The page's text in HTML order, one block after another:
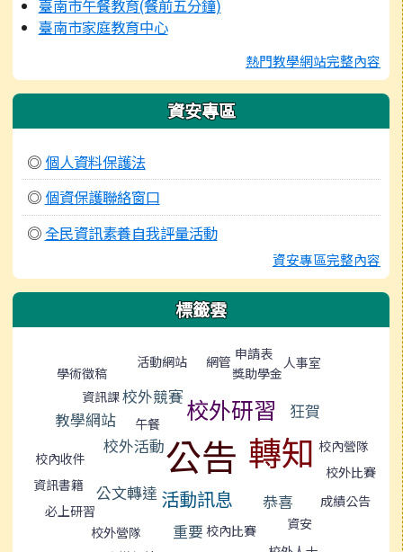
臺南市午餐教育(餐前五分鐘)
臺南市家庭教育中心
熱門教學網站完整內容
資安專區
◎個人資料保護法
◎個資保護聯絡窗口
◎全民資訊素養自我評量活動
資安專區完整內容
標籤雲
學術徵稿
活動網站 網管 申請表
獎助學金
人事室
資訊課校外競賽
教學網站
校外研習
午餐
狂賀
校外活動公告 轉知
校內收件
校內營隊
資訊書籍 公文轉達
校外比賽
必上研習 活動訊息 恭喜
成績公告
校外營隊
重要 校內比賽
資安